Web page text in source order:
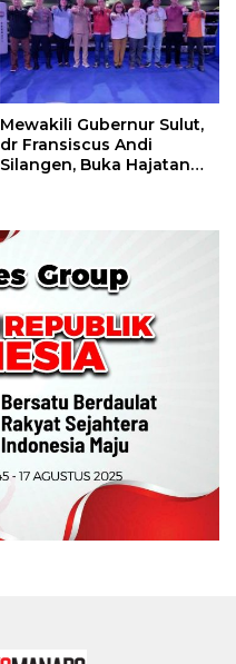
Mewakili Gubernur Sulut,
dr Fransiscus Andi
Silangen, Buka Hajatan